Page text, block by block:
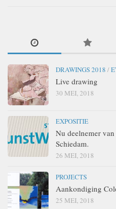
DRAWINGS 2018 /
Live drawing
30 MEI, 2018
EXPOSITIE
Nu deelnemer
Schiedam.
26 MEI, 2018
PROJECTS
Aankondiging
25 MEI, 2018